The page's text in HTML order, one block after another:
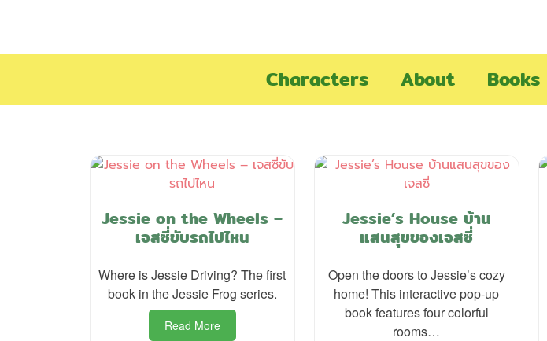
o
Characters About Books
Jessie on the Wheels –
เจสซี่ขับรถไปไหน
Where is Jessie Driving? The first
book in the Jessie Frog series.
Read More
Jessie’s House บ้าน
แสนสุขของเจสซี่
Open the doors to Jessie’s cozy
home! This interactive pop-up
book features four colorful
rooms…